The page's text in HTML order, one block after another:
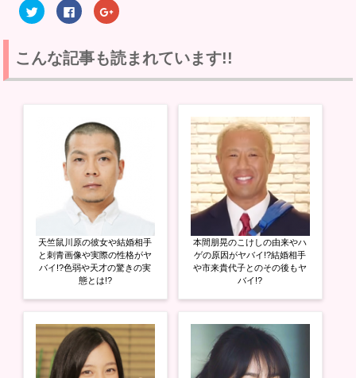
ク
リ
て
T
w
i
ウ
で
開
き
ま
F
a
o
o
k
で
る
に
ク
リ
ッ
ク
し
て
く
だ
い
(
新
し
い
ウ
ン
ウ
で
き
ま
す
ク
リ
し
て
G
o
o
で
共
有
(
新
し
い
ウ
ィ
ウ
で
開
き
ま
こんな記事も読まれています!!
天竺鼠川原の彼女や結婚相手
と刺青画像や実際の性格がヤ
バイ!?色弱や天才の驚きの実
態とは!?
本間朋晃のこけしの由来やハ
ゲの原因がヤバイ!?結婚相手
や市来貴代子とのその後もヤ
バイ!?